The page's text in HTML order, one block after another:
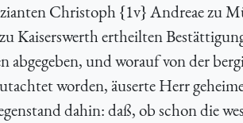
Christoph {1v} Andreae zu
Kaiserswerth ertheilten
abgegeben, und worauf von der
worden, äuserte Herr
dahin: daß, ob schon die